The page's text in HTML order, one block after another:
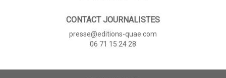
CONTACT JOURNALISTES
presse@editions-quae.com
06 71 15 24 28